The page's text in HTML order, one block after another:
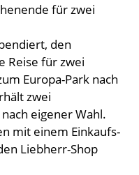
für zwei
den
Reise für zwei
Europa-Park nach
zwei
eigener Wahl.
mit einem Einkaufs-
Liebherr-Shop